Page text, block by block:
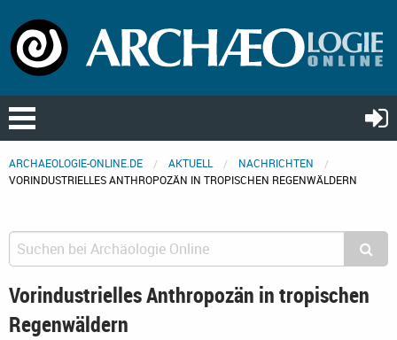
ARCHAEOLOGIE-ONLINE.DE AKTUELL
NACHRICHTEN
VORINDUSTRIELLES ANTHROPOZÄN IN TROPISCHEN REGENWÄLDERN
Vorindustrielles Anthropozän in tropischen
Regenwäldern